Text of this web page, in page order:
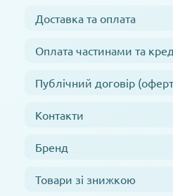
Доставка та оплата
Оплата частинами та
Публічний договір
Контакти
Бренд
Товари зі знижкою